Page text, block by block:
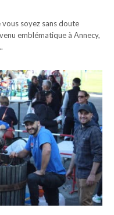
soyez sans doute
emblématique à Annecy,